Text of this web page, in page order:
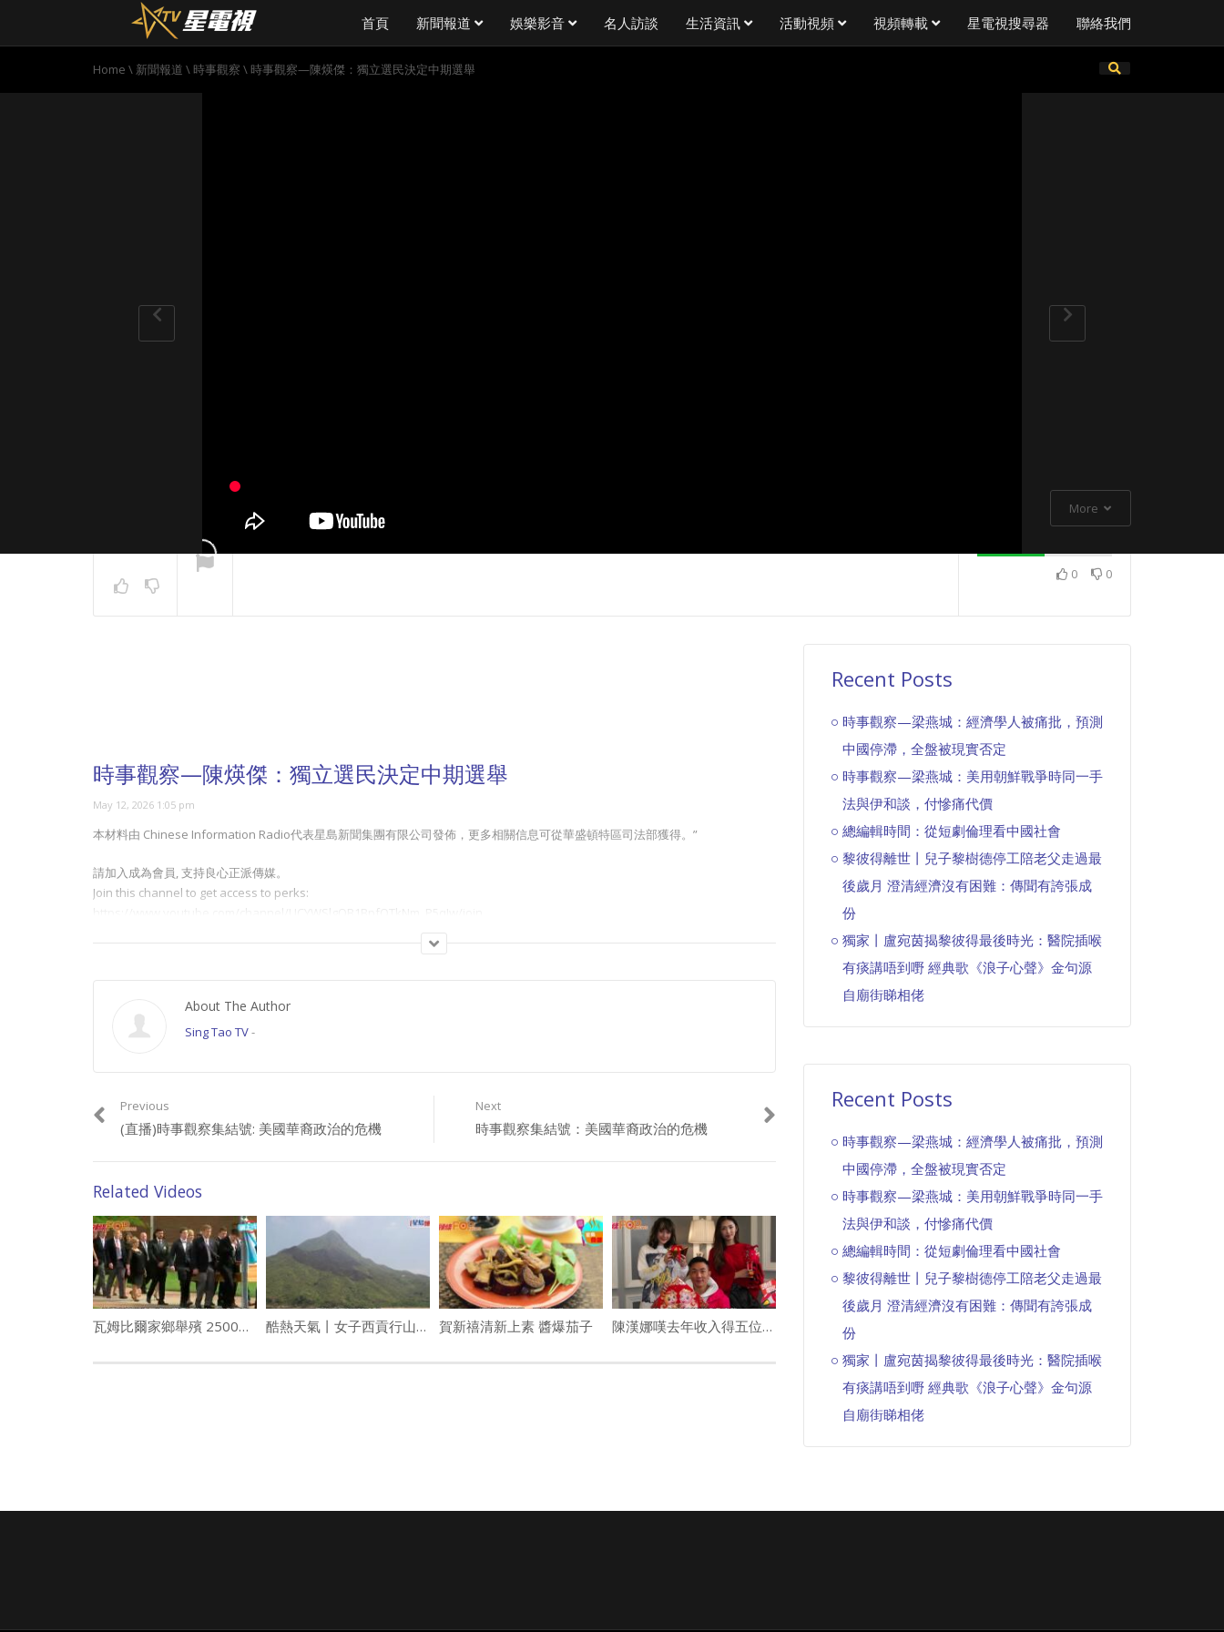
首頁 新聞報道 娛樂影音 名人訪談 生活資訊 活動視頻 視頻轉載 星電視搜尋器 聯絡我們
Home \ 新聞報道 \ 時事觀察 \ 時事觀察—陳煐傑：獨立選民決定中期選舉
More
0 0
時事觀察—陳煐傑：獨立選民決定中期選舉
May 12, 2026 1:05 pm
本材料由 Chinese Information Radio代表星島新聞集團有限公司發佈，更多相關信息可從華盛頓特區司法部獲得。”
請加入成為會員, 支持良心正派傳媒。
Join this channel to get access to perks:
https://www.youtube.com/channel/UCYWSlgQB1BpfQTkNm_P5qIw/join
About The Author
Sing Tao TV-
Previous
(直播)時事觀察集結號: 美國華裔政治的危機
Next
時事觀察集結號：美國華裔政治的危機
Related Videos
瓦姆比爾家鄉舉殯 2500人生前高中送別 酷熱天氣丨女子西貢行山中暑 由直升機送院 賀新禧清新上素 醬爆茄子 陳漢娜嘆去年收入得五位數 劉浩龍唔敢同鄭嘉欣拍咀戲
Recent Posts
時事觀察—梁燕城：經濟學人被痛批，預測
中國停滯，全盤被現實否定
時事觀察—梁燕城：美用朝鮮戰爭時同一手
法與伊和談，付慘痛代價
總編輯時間：從短劇倫理看中國社會
黎彼得離世丨兒子黎樹德停工陪老父走過最
後歲月 澄清經濟沒有困難：傳聞有誇張成
份
獨家丨盧宛茵揭黎彼得最後時光：醫院插喉
有痰講唔到嘢 經典歌《浪子心聲》金句源
自廟街睇相佬
Recent Posts
時事觀察—梁燕城：經濟學人被痛批，預測
中國停滯，全盤被現實否定
時事觀察—梁燕城：美用朝鮮戰爭時同一手
法與伊和談，付慘痛代價
總編輯時間：從短劇倫理看中國社會
黎彼得離世丨兒子黎樹德停工陪老父走過最
後歲月 澄清經濟沒有困難：傳聞有誇張成
份
獨家丨盧宛茵揭黎彼得最後時光：醫院插喉
有痰講唔到嘢 經典歌《浪子心聲》金句源
自廟街睇相佬